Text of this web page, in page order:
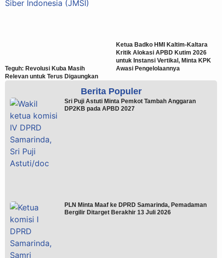
Teguh: Revolusi Kuba Masih
Relevan untuk Terus Digaungkan
Ketua Badko HMI Kaltim-Kaltara
Kritik Alokasi APBD Kutim 2026
untuk Instansi Vertikal, Minta KPK
Awasi Pengelolaannya
Berita Populer
Sri Puji Astuti Minta Pemkot Tambah Anggaran
DP2KB pada APBD 2027
PLN Minta Maaf ke DPRD Samarinda, Pemadaman
Bergilir Ditarget Berakhir 13 Juli 2026